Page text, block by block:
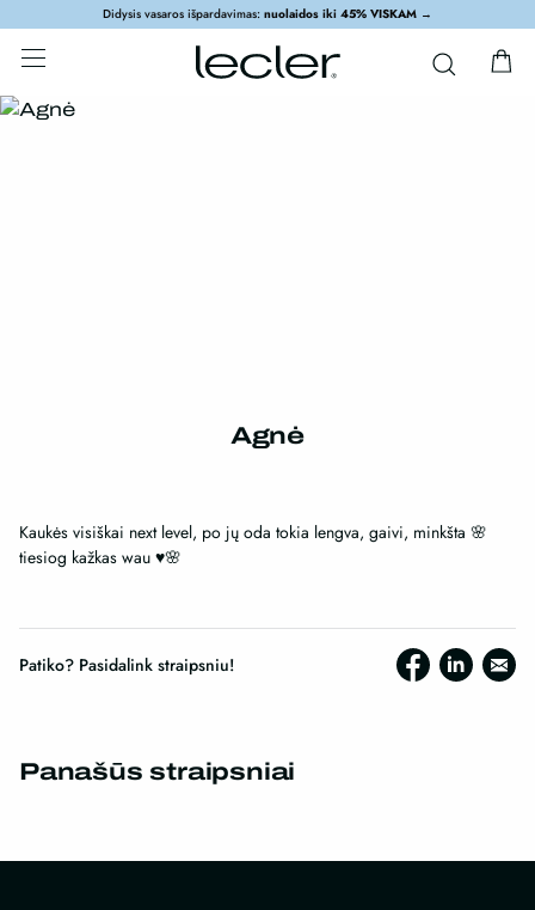
Didysis vasaros išpardavimas: nuolaidos iki 45% VISKAM →
Agnė
Kaukės visiškai next level, po jų oda tokia lengva, gaivi, minkšta 🌸
tiesiog kažkas wau ♥️🌸
Patiko? Pasidalink straipsniu!
Panašūs straipsniai